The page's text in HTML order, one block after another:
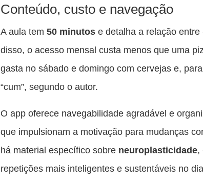
Conteúdo, custo e navegação
A aula tem50 minutos e detalha a relação
disso, o acesso mensal custa menos que uma
gasta no sábado e domingo com cervejas e,
“cum”, segundo o autor.
O app oferece navegabilidade agradável e
que impulsionam a motivação para mudanças
há material específico sobre neuroplasticidade,
repetições mais inteligentes e sustentáveis no